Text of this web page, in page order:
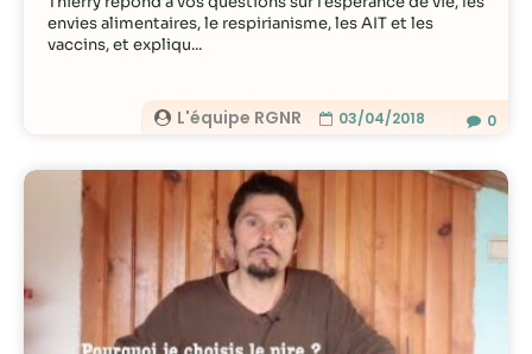
L'équipe RGNR 03/04/2018
envies alimentaires, le respirianisme, les AIT et les
vaccins, et expliqu...
0